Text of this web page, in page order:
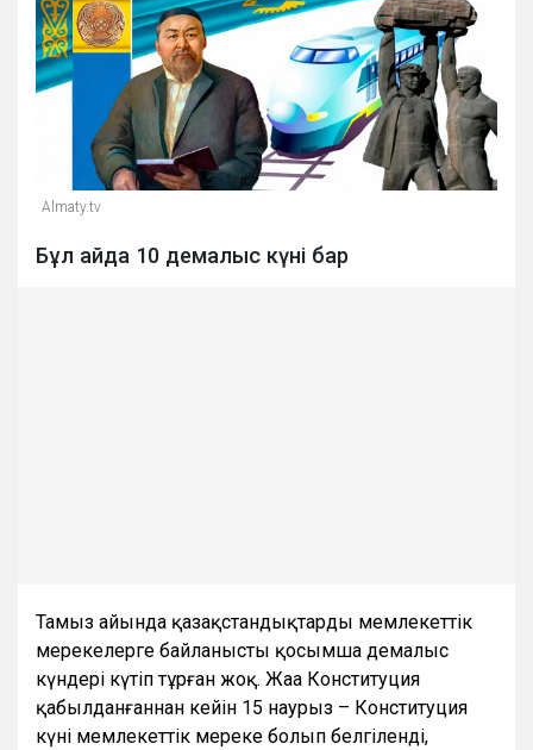
Almaty.tv
Бұл айда 10 демалыс күні бар
Тамыз айында қазақстандықтарды мемлекеттік
мерекелерге байланысты қосымша демалыс
күндері күтіп тұрған жоқ. Жаңа Конституция
қабылданғаннан кейін 15 наурыз – Конституция
күні мемлекеттік мереке болып белгіленді,